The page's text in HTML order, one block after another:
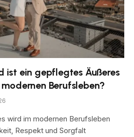
ist ein gepflegtes Äußeres
Berufsleben?
wird im modernen Berufsleben
Respekt und Sorgfalt